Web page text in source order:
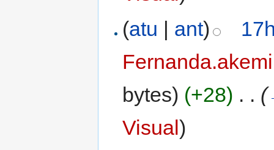
(atu | ant)
Fernanda.akemi
bytes) (+28) . . (
Visual)